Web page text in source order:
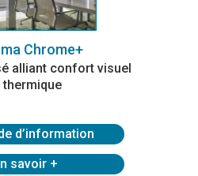
Chrome+
alliant confort visuel
thermique
d’information
savoir +